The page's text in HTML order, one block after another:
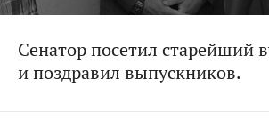
Сенатор посетил старейший
и поздравил выпускников.